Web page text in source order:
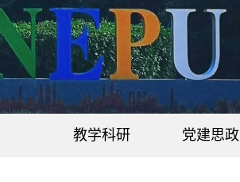
教学科研 党建思政